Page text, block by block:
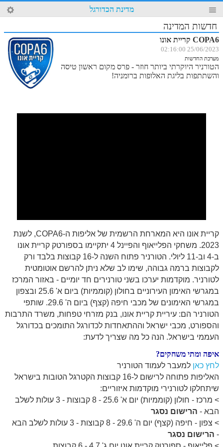
39 מדינת הכדורגל
חדשות המדינה
COPA6 קריית אונו
25/06/2023 02:16:00
מערכת החדשות
הטורניר היוקרתי ביותר חוזר - פרס מקום ראשון טיסה
והשתתפות בליגת האלופות ברומניה!
קריית אונו היא המארחת הרשמית של אליפות ה-COPA6, לשנת
2023. משחקי הפלייאוף והפיינל 4 יתקיימו בספורטק קריית אונו
ב-4 וב-11 ליולי. הטורניר פתוח השנה ל-16 קבוצות בלבד ורק
לקבוצות ברמה גבוהה, שימו לב שלא ניתן להרשם אוטומטית
לטורניר. מוקדמות יערכו בשני טורנירים חד יומיים - באזור המרכז
במגרשי האימון העירוניים בחולון (קוממיות) ביום א' 25.6 ובצפון
במגרשי האימונים של מכבי חיפה (קצף) ביום ה' 29.6. שותפי
הטורניר הם: עיריית קריית אונו, בנק מזרחי טפחות, משרד התרבות
והספורט, מכבי ישראל וההתאחדות לכדורגל התומכים בכדורגל
העממי בישראל. הנה כל מה שצריך לדעת:
איפה ומתי משחקים?
לחץ כאן למעבר לעמוד הטורניר
האליפות פתוחה לרישום ל-16 קבוצות הקטרגל הטובות בישראל
שיתחלקו לטורנירי מוקדמות איזוריים:
> מרכז - חולון (קוממיות) יום א' 25.6 - 8 קבוצות - 3 עולות לשלב
הבא - הרישום נסגר
> צפון - חיפה (קצף) יום ה' 29.6 - 8 קבוצות - 3 עולות לשלב הבא
- הרישום נסגר
4